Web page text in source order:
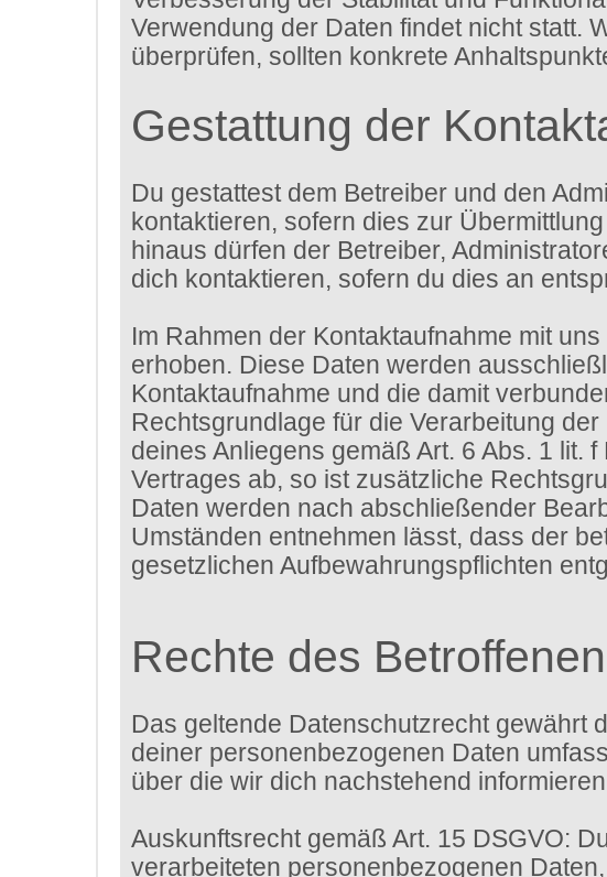
Verwendung der Daten findet nicht statt.
überprüfen, sollten konkrete
Gestattung der
Du gestattest dem Betreiber und den
kontaktieren, sofern dies zur
hinaus dürfen der Betreiber,
dich kontaktieren, sofern du dies an
Im Rahmen der Kontaktaufnahme mit
erhoben. Diese Daten werden
Kontaktaufnahme und die damit
Rechtsgrundlage für die Verarbeitung
deines Anliegens gemäß Art. 6 Abs. 1 lit.
Vertrages ab, so ist zusätzliche
Daten werden nach abschließender
Umständen entnehmen lässt, dass der
gesetzlichen Aufbewahrungspflichten
Rechte des Betroffenen
Das geltende Datenschutzrecht gewährt
deiner personenbezogenen Daten
über die wir dich nachstehend
Auskunftsrecht gemäß Art. 15 DSGVO:
verarbeiteten personenbezogenen